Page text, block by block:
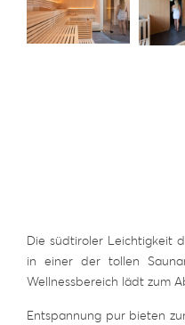
Die südtiroler Leichtigkeit
in einer der tollen
Wellnessbereich lädt zum
Entspannung pur bieten